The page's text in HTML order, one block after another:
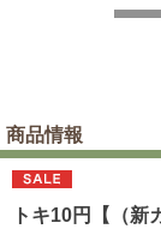
商品情報
トキ10円【（